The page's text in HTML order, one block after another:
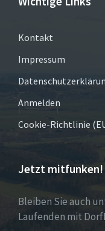
Kontakt
Impressum
Anmelden
Cookie-Richtlinie
Jetzt mitfunken!
Bleiben Sie auch
Laufenden mit